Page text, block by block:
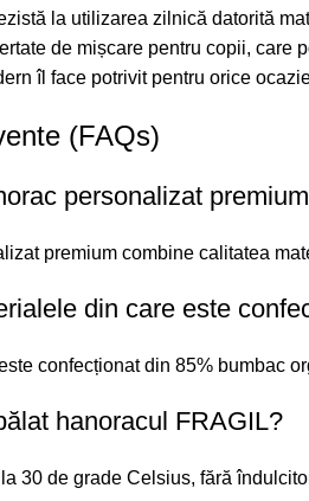
la utilizarea zilnică datorită
de mișcare pentru copii, care
îl face potrivit pentru orice
(FAQs)
personalizat
premium combine calitatea
din care este
confecționat din 85% bumbac
hanoracul FRAGIL?
30 de grade Celsius, fără